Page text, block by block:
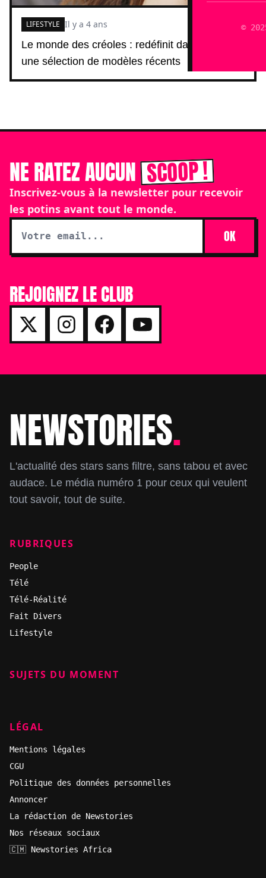
©
Le monde des créoles : redéfinit dans la mode,
une sélection de modèles récents
LIFESTYLE Il y a 4 ans
NE RATEZ AUCUNSCOOP !
Inscrivez-vous à la newsletter pour recevoir
les potins avant tout le monde.
OK
REJOIGNEZ LE CLUB
FooterNEWSTORIES.
L'actualité des stars sans filtre, sans tabou et avec
audace. Le média numéro 1 pour ceux qui veulent
tout savoir, tout de suite.
RUBRIQUES
People
Télé
Télé-Réalité
Fait Divers
Lifestyle
SUJETS DU MOMENT
LÉGAL
Mentions légales
CGU
Politique des données personnelles
Annoncer
La rédaction de Newstories
Nos réseaux sociaux
🇨🇲 Newstories Africa